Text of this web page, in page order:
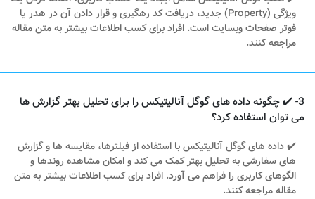
ویژگی (Property) جدید، دریافت کد رهگیری و قرار دادن آن در هدر یا
فوتر صفحات وبسایت است. افراد برای کسب اطلاعات بیشتر به متن مقاله
مراجعه کنند.
3- ✔️ چگونه داده های گوگل آنالیتیکس را برای تحلیل بهتر گزارش ها
می توان استفاده کرد؟
✔️ داده های گوگل آنالیتیکس با استفاده از فیلترها، مقایسه ها و گزارش
های سفارشی به تحلیل بهتر کمک می کند و امکان مشاهده روندها و
الگوهای کاربری را فراهم می آورد. افراد برای کسب اطلاعات بیشتر به متن
مقاله مراجعه کنند.